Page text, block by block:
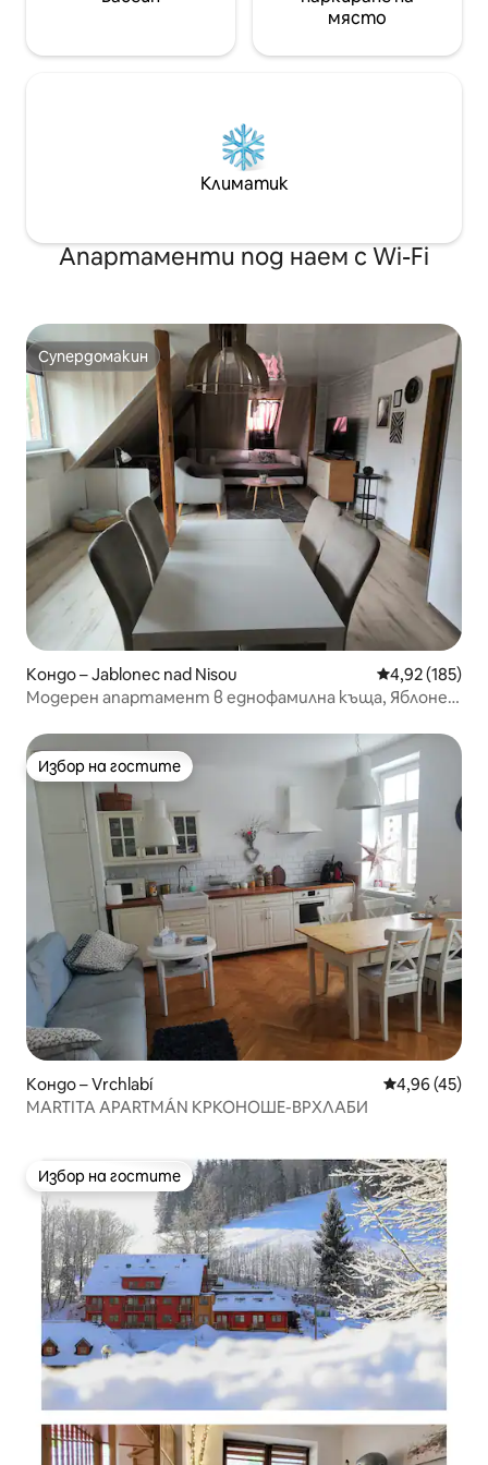
място
Климатик
Апартаменти под наем с Wi-Fi
Супердомакин
Супердомакин
Кондо – Jablonec nad Nisou Средна
4,92 (185)
Модерен апартамент в еднофамилна къща, Яблонец
Избор на гостите
Избор на гостите
Кондо – Vrchlabí Средна
4,96 (45)
MARTITA APARTMÁN КРКОНОШЕ-ВРХЛАБИ
Избор на гостите
Избор на гостите